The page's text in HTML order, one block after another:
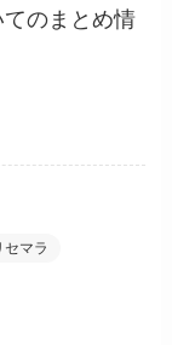
のまとめ情
セマラ